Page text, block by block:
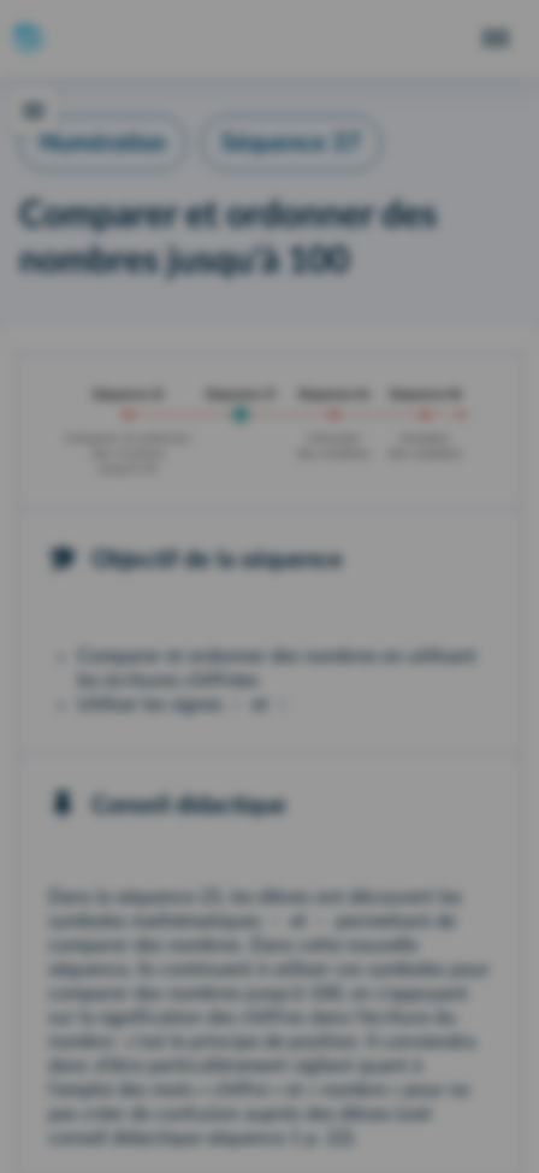
Numération Séquence 37
Comparer et ordonner des
nombres jusqu'à 100
Objectif de la séquence
Comparer et ordonner des nombres en utilisant
Utiliser les signes ﹤ et ﹥
Conseil didactique
Dans la séquence 25, les élèves ont découvert les
symboles mathématiques ﹤ et ﹥ permettant de
séquence, ils continuent à utiliser ces symboles pour
comparer des nombres jusqu'à 100, en s'appuyant
sur la signification des chiffres dans l'écriture du
donc d'être particulièrement vigilant quant à
pas créer de confusion auprès des élèves (voir
conseil didactique séquence 1 p. 22).